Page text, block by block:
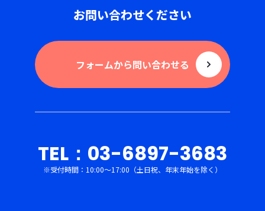
お問い合わせください
フォームから問い合わせる
TEL：03-6897-3683
※受付時間：10:00〜17:00（土日祝、年末年始を除く）